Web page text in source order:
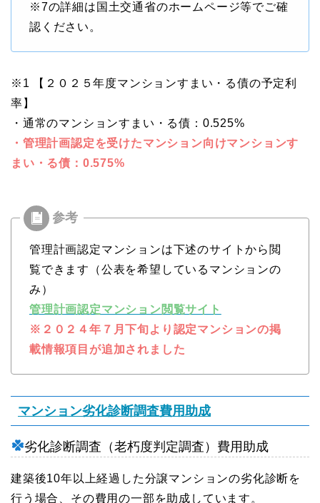
※7の詳細は国土交通省のホームページ等でご確
認ください。
※1 【２０２５年度マンションすまい・る債の予定利
率】
・通常のマンションすまい・る債：0.525%
・管理計画認定を受けたマンション向けマンションす
まい・る債：0.575%
管理計画認定マンションは下述のサイトから閲
覧できます（公表を希望しているマンションの
み）
管理計画認定マンション閲覧サイト
※２０２４年７月下旬より認定マンションの掲
載情報項目が追加されました
マンション劣化診断調査費用助成
劣化診断調査（老朽度判定調査）費用助成
建築後10年以上経過した分譲マンションの劣化診断を
行う場合、その費用の一部を助成しています。